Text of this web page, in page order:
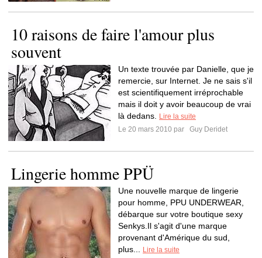
10 raisons de faire l'amour plus
souvent
Un texte trouvée par Danielle, que je
remercie, sur Internet. Je ne sais s'il
est scientifiquement irréprochable
mais il doit y avoir beaucoup de vrai
là dedans.
Lire la suite
Le 20 mars 2010 par
Guy Deridet
Lingerie homme PPÜ
Une nouvelle marque de lingerie
pour homme, PPU UNDERWEAR,
débarque sur votre boutique sexy
Senkys.Il s'agit d'une marque
provenant d'Amérique du sud,
plus...
Lire la suite